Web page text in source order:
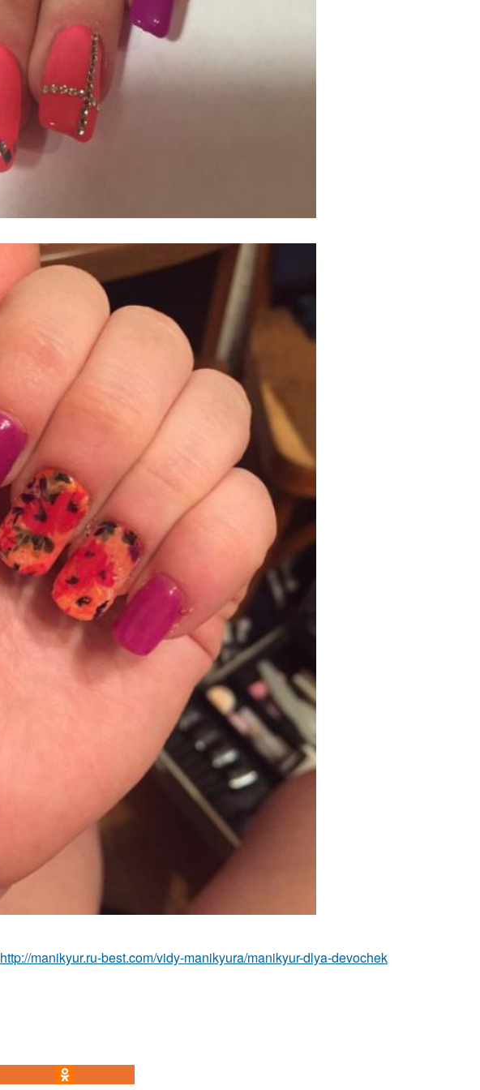
http://manikyur.ru-best.com/vidy-manikyura/manikyur-dlya-devochek